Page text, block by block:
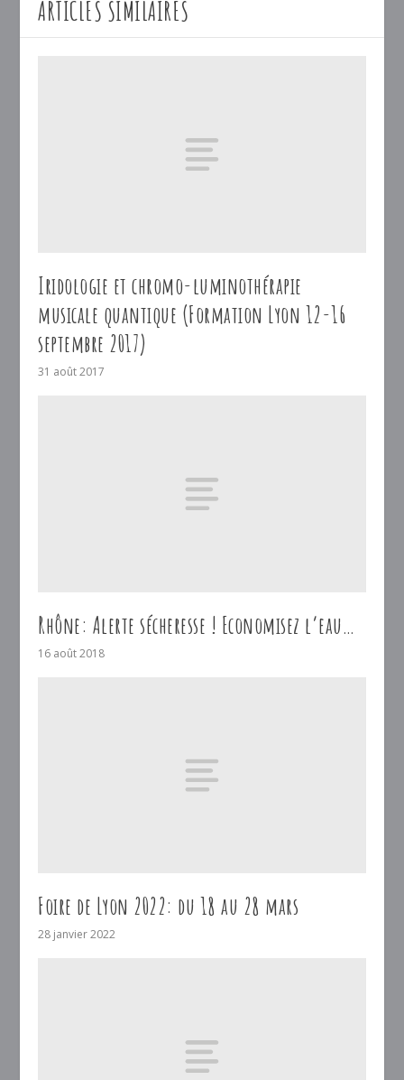
ARTICLES SIMILAIRES
Iridologie et chromo-luminothérapie
musicale quantique (Formation Lyon 12-16
septembre 2017)
31 août 2017
Rhône: Alerte sécheresse ! Economisez l’eau…
16 août 2018
Foire de Lyon 2022: du 18 au 28 mars
28 janvier 2022